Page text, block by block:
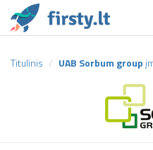
Titulinis UAB Sorbum group